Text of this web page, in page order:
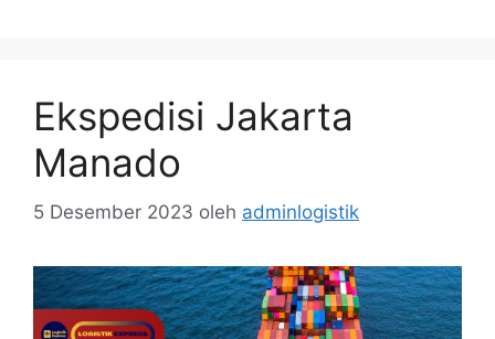
Ekspedisi Jakarta
Manado
5 Desember 2023 oleh adminlogistik